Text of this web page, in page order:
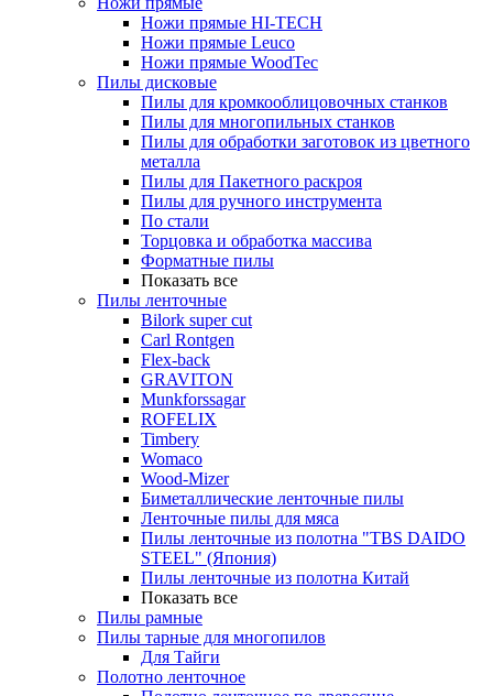
Ножи прямые HI-TECH
Ножи прямые Leuco
Ножи прямые WoodTec
Пилы дисковые
Пилы для кромкооблицовочных станков
Пилы для многопильных станков
Пилы для обработки заготовок из цветного
металла
Пилы для Пакетного раскроя
Пилы для ручного инструмента
По стали
Торцовка и обработка массива
Форматные пилы
Показать все
Пилы ленточные
Bilork super cut
Carl Rontgen
Flex-back
GRAVITON
Munkforssagar
ROFELIX
Timbery
Womaco
Wood-Mizer
Биметаллические ленточные пилы
Ленточные пилы для мяса
Пилы ленточные из полотна "TBS DAIDO
STEEL" (Япония)
Пилы ленточные из полотна Китай
Показать все
Пилы рамные
Пилы тарные для многопилов
Для Тайги
Полотно ленточное